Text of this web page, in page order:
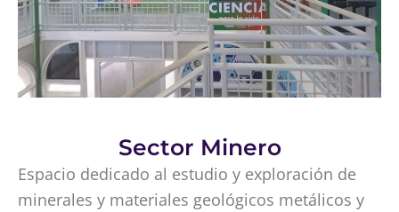
Sector Minero
Espacio dedicado al estudio y exploración de
minerales y materiales geológicos metálicos y